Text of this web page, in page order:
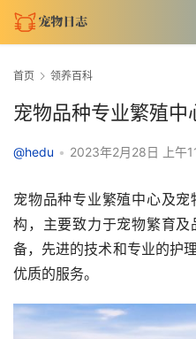
首页 领养百科
宠物品种专业繁殖中
@hedu • 2023年2月28日 上午
宠物品种专业繁殖中心及
构，主要致力于宠物繁育
备，先进的技术和专业的护
优质的服务。